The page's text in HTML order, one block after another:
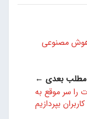
هوش مصنوعی
مطلب بعدی ←
را سر موقع به
کاربران بپردازیم